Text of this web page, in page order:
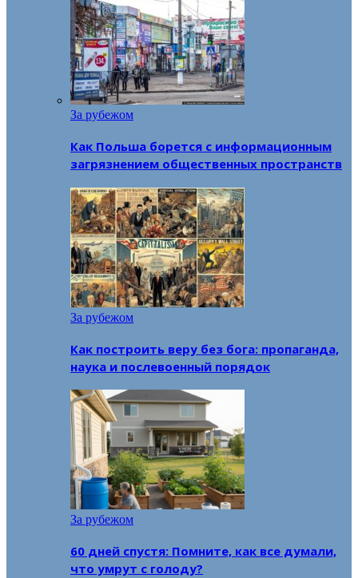
За рубежом
Как Польша борется с информационным
загрязнением общественных пространств
За рубежом
Как построить веру без бога: пропаганда,
наука и послевоенный порядок
За рубежом
60 дней спустя: Помните, как все думали,
что умрут с голоду?